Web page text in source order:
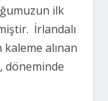
ilk
İrlandalı
alınan
döneminde